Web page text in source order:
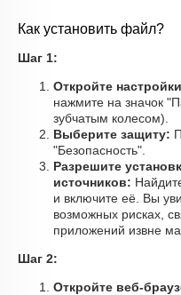
Как установить файл?
Шаг 1:
Откройте
нажмите на значок
зубчатым колесом).
Выберите защиту:
"Безопасность".
Разрешите
источников:
и включите её. Вы
возможных рисках,
приложений извне
Шаг 2:
Откройте веб-